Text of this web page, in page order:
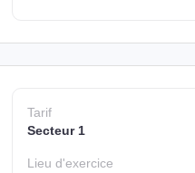
Tarif
Secteur 1
Lieud'exercice